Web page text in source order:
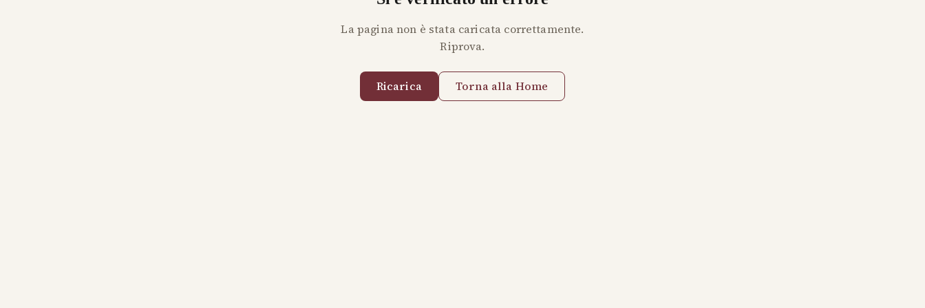
La pagina non è stata caricata correttamente.
Riprova.
Ricarica Torna alla Home